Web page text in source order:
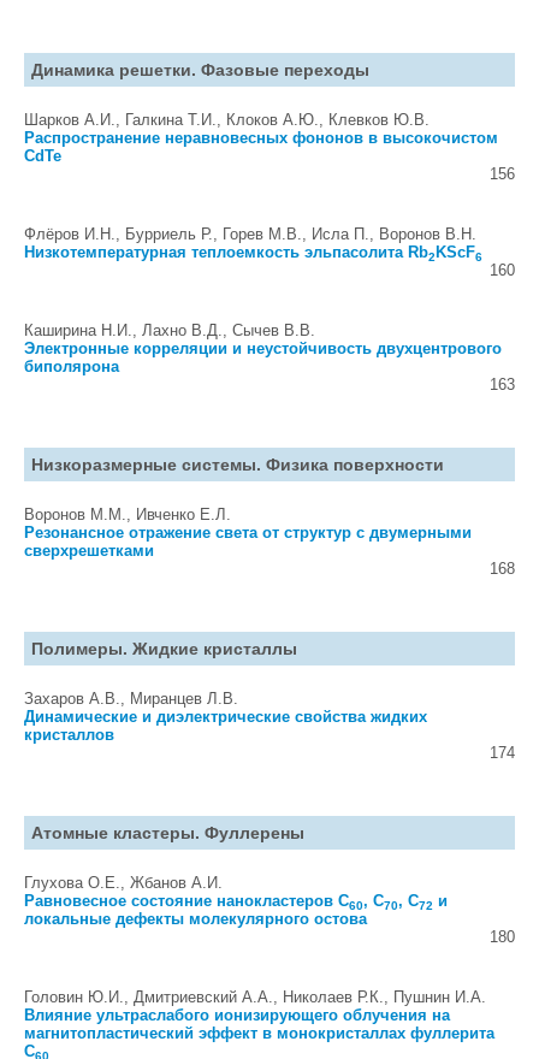
Динамика решетки. Фазовые переходы
Шарков А.И., Галкина Т.И., Клоков А.Ю., Клевков Ю.В.
Распространение неравновесных фононов в высокочистом
CdTe
156
Флёров И.Н., Бурриель Р., Горев М.В., Исла П., Воронов В.Н.
Низкотемпературная теплоемкость эльпасолита Rb2 KScF6
160
Каширина Н.И., Лахно В.Д., Сычев В.В.
Электронные корреляции и неустойчивость двухцентрового
биполярона
163
Низкоразмерные системы. Физика поверхности
Воронов М.М., Ивченко Е.Л.
Резонансное отражение света от структур с двумерными
сверхрешетками
168
Полимеры. Жидкие кристаллы
Захаров А.В., Миранцев Л.В.
Динамические и диэлектрические свойства жидких
кристаллов
174
Атомные кластеры. Фуллерены
Глухова О.Е., Жбанов А.И.
Равновесное состояние нанокластеров C60, C70, C72 и
локальные дефекты молекулярного остова
180
Головин Ю.И., Дмитриевский А.А., Николаев Р.К., Пушнин И.А.
Влияние ультраслабого ионизирующего облучения на
магнитопластический эффект в монокристаллах фуллерита
C60